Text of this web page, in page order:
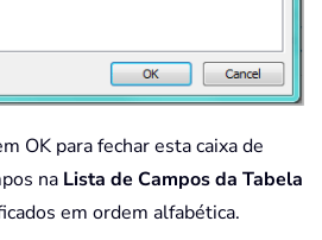
OK para fechar esta caixa de
na Lista de Campos da Tabela
em ordem alfabética.